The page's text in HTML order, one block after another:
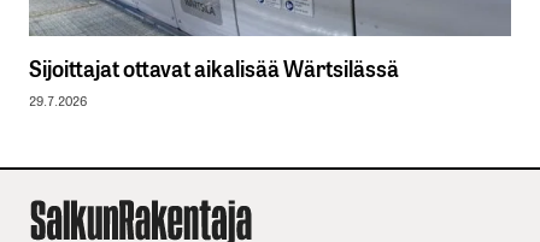
Sijoittajat ottavat aikalisää Wärtsilässä
29.7.2026